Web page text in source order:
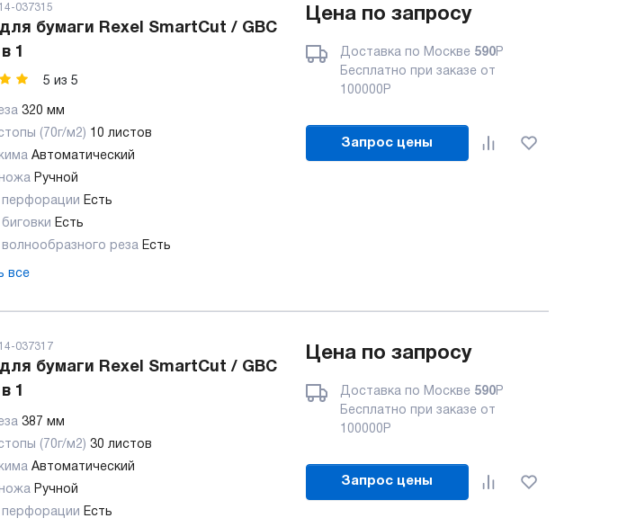
037315
бумаги Rexel SmartCut / GBC
1
5 из 5
320 мм
(70г/м2) 10 листов
Автоматический
Ручной
перфорации Есть
Есть
реза Есть
все
Цена по запросу
Доставка по Москве 590Р
Бесплатно при заказе от
100000 Р
Запрос цены
037317
бумаги Rexel SmartCut / GBC
1
387 мм
(70г/м2) 30 листов
Автоматический
Ручной
перфорации Есть
Цена по запросу
Доставка по Москве 590Р
Бесплатно при заказе от
100000 Р
Запрос цены